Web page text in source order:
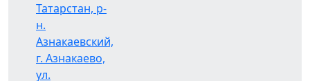
Татарстан, р-
н.
Азнакаевский,
г. Азнакаево,
ул.